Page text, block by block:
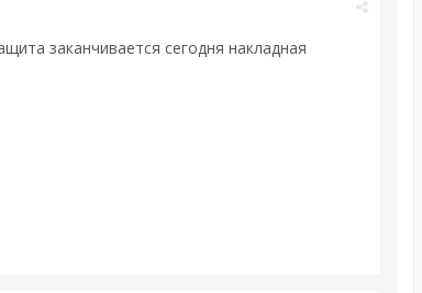
заканчивается сегодня накладная